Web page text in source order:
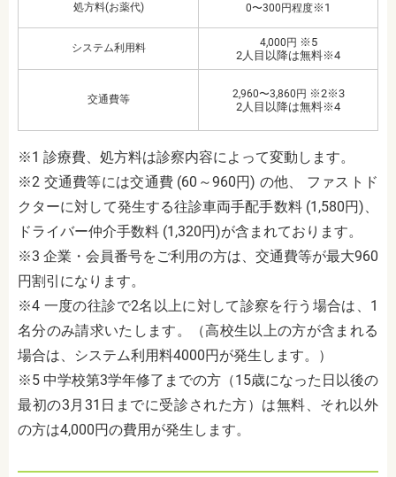
処方料(お薬代) 0〜300円程度※1
システム利用料 4,000円 ※5
2人目以降は無料※4
交通費等 2,960〜3,860円 ※2※3
2人目以降は無料※4
※1 診療費、処方料は診察内容によって変動します。
※2 交通費等には交通費 (60～960円) の他、 ファストド
クターに対して発生する往診車両手配手数料 (1,580円)、
ドライバー仲介手数料 (1,320円)が含まれております。
※3 企業・会員番号をご利用の方は、交通費等が最大960
円割引になります。
※4 一度の往診で2名以上に対して診察を行う場合は、1
名分のみ請求いたします。（高校生以上の方が含まれる
場合は、システム利用料4000円が発生します。）
※5 中学校第3学年修了までの方（15歳になった日以後の
最初の3月31日までに受診された方）は無料、それ以外
の方は4,000円の費用が発生します。